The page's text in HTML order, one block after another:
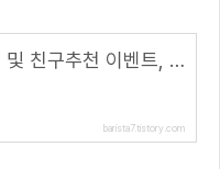
코빗 웰컴리워드 및 친구추천 이벤트, 리워드 5000원!( 추천 코드 : B1DD4A )
barista7.tistory.com